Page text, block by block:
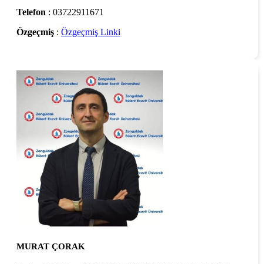
Telefon : 03722911671
Özgeçmiş : Özgeçmiş Linki
MURAT ÇORAK